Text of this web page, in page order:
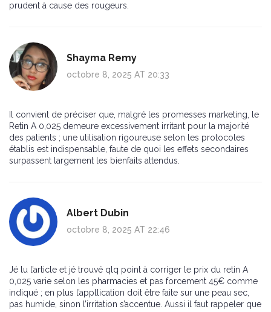
prudent à cause des rougeurs.
Shayma Remy
octobre 8, 2025 AT 20:33
Il convient de préciser que, malgré les promesses marketing, le
Retin A 0,025 demeure excessivement irritant pour la majorité
des patients ; une utilisation rigoureuse selon les protocoles
établis est indispensable, faute de quoi les effets secondaires
surpassent largement les bienfaits attendus.
Albert Dubin
octobre 8, 2025 AT 22:46
Jé lu l’article et jé trouvé qlq point à corriger le prix du retin A
0,025 varie selon les pharmacies et pas forcement 45€ comme
indiqué ; en plus l’appllication doit être faite sur une peau sec,
pas humide, sinon l’irritation s’accentue. Aussi il faut rappeler que